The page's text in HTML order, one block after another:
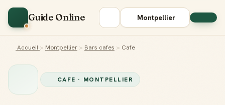
Guide Online Montpellier
Accueil > Montpellier > Bars cafes > Cafe
CAFE · MONTPELLIER